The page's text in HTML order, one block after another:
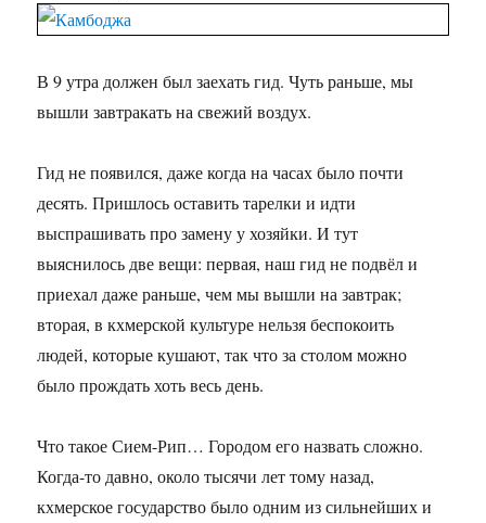
В 9 утра должен был заехать гид. Чуть раньше, мы
вышли завтракать на свежий воздух.
Гид не появился, даже когда на часах было почти
десять. Пришлось оставить тарелки и идти
выспрашивать про замену у хозяйки. И тут
выяснилось две вещи: первая, наш гид не подвёл и
приехал даже раньше, чем мы вышли на завтрак;
вторая, в кхмерской культуре нельзя беспокоить
людей, которые кушают, так что за столом можно
было прождать хоть весь день.
Что такое Сием-Рип… Городом его назвать сложно.
Когда-то давно, около тысячи лет тому назад,
кхмерское государство было одним из сильнейших и